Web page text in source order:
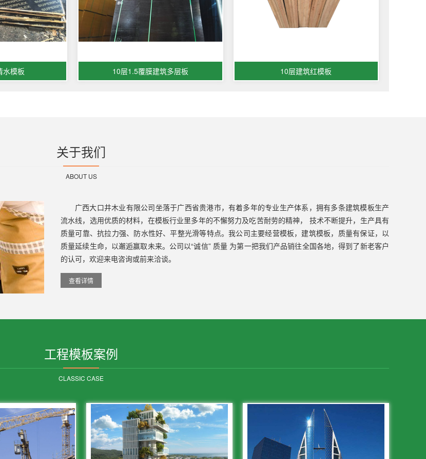
水模板 10层1.5覆膜建筑多层板 10层建筑红模板
关于我们
ABOUT US
广西大口井木业有限公司坐落于广西省贵港市，有着多年的专业生产体系，拥有多条建筑模板生产
流水线，选用优质的材料，在模板行业里多年的不懈努力及吃苦耐劳的精神， 技术不断提升，生产具有
质量可靠、抗拉力强、防水性好、平整光滑等特点。我公司主要经营模板，建筑模板，质量有保证，以
质量延续生命，以邂逅赢取未来。公司以“诚信” 质量 为第一把我们产品销往全国各地，得到了新老客户
的认可，欢迎来电咨询或前来洽谈。
查看详情
工程模板案例
CLASSIC CASE